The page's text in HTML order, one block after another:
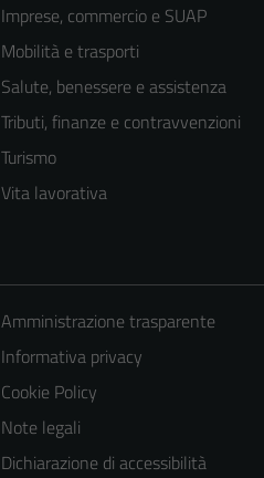
Imprese, commercio e SUAP
Mobilità e trasporti
Salute, benessere e assistenza
Tributi, finanze e contravvenzioni
Turismo
Vita lavorativa
Amministrazione trasparente
Informativa privacy
Cookie Policy
Note legali
Dichiarazione di accessibilità